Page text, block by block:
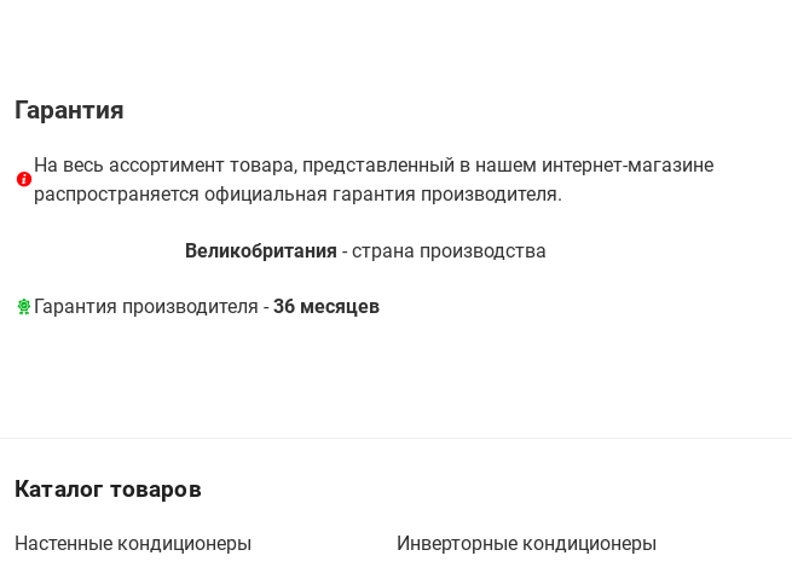
Гарантия
На весь ассортимент товара, представленный в нашем интернет-магазине
распространяется официальная гарантия производителя.
Великобритания - cтрана производства
Гарантия производителя - 36 месяцев
Каталог товаров
Настенные кондиционеры
Инверторные кондиционеры